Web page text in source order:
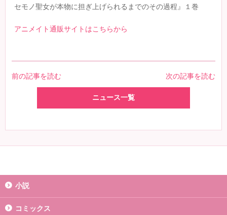
セモノ聖女が本物に担ぎ上げられるまでのその過程』１巻
アニメイト通販サイトはこちらから
次の記事を読む
前の記事を読む
ニュース一覧
小説
コミックス